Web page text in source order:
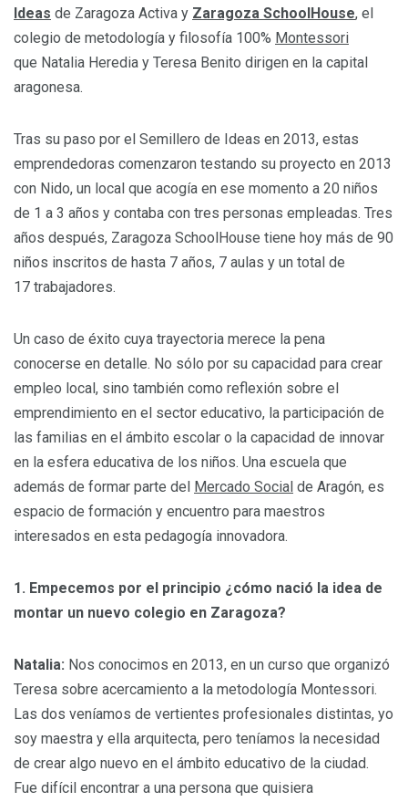
Ideas de Zaragoza Activa y Zaragoza SchoolHouse, el
colegio de metodología y filosofía 100% Montessori
que Natalia Heredia y Teresa Benito dirigen en la capital
aragonesa.
Tras su paso por el Semillero de Ideas en 2013, estas
emprendedoras comenzaron testando su proyecto en 2013
con Nido, un local que acogía en ese momento a 20 niños
de 1 a 3 años y contaba con tres personas empleadas. Tres
años después, Zaragoza SchoolHouse tiene hoy más de 90
niños inscritos de hasta 7 años, 7 aulas y un total de
17 trabajadores.
Un caso de éxito cuya trayectoria merece la pena
conocerse en detalle. No sólo por su capacidad para crear
empleo local, sino también como reflexión sobre el
emprendimiento en el sector educativo, la participación de
las familias en el ámbito escolar o la capacidad de innovar
en la esfera educativa de los niños. Una escuela que
además de formar parte del Mercado Social de Aragón, es
espacio de formación y encuentro para maestros
interesados en esta pedagogía innovadora.
1. Empecemos por el principio ¿cómo nació la idea de
montar un nuevo colegio en Zaragoza?
Natalia: Nos conocimos en 2013, en un curso que organizó
Teresa sobre acercamiento a la metodología Montessori.
Las dos veníamos de vertientes profesionales distintas, yo
soy maestra y ella arquitecta, pero teníamos la necesidad
de crear algo nuevo en el ámbito educativo de la ciudad.
Fue difícil encontrar a una persona que quisiera